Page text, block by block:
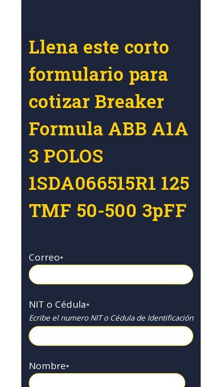
Llena este corto
formulario para
cotizar Breaker
Formula ABB A1A
3 POLOS
1SDA066515R1 125
TMF 50-500 3pFF
Correo*
NIT o Cédula*
Ecribe el numero NIT o Cédula de Identificación
Nombre*